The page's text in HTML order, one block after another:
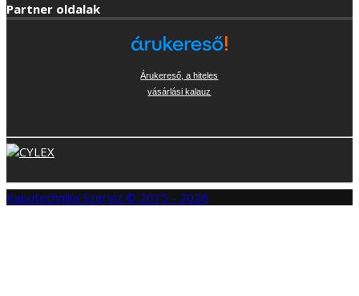
Partner oldalak
Árukereső, a hiteles
vásárlási kalauz
Kaputechnika Szerviz © 2015 - 2026